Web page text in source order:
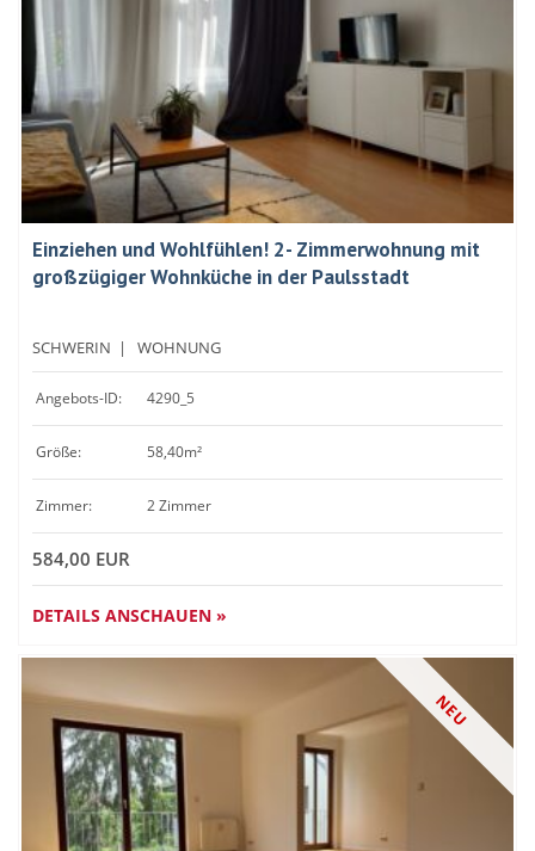
Einziehen und Wohlfühlen! 2- Zimmerwohnung mit
großzügiger Wohnküche in der Paulsstadt
SCHWERIN | WOHNUNG
Angebots-ID: 4290_5
Größe: 58,40m²
Zimmer: 2 Zimmer
584,00 EUR
DETAILS ANSCHAUEN »
NEU